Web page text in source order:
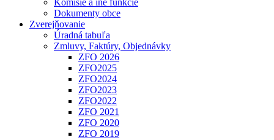
Komisie a iné funkcie
Dokumenty obce
Zverejňovanie
Úradná tabuľa
Zmluvy, Faktúry, Objednávky
ZFO 2026
ZFO2025
ZFO2024
ZFO2023
ZFO2022
ZFO 2021
ZFO 2020
ZFO 2019